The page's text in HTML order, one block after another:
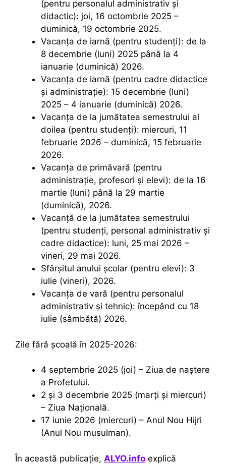
(pentru personalul administrativ și
didactic): joi, 16 octombrie 2025 –
duminică, 19 octombrie 2025.
Vacanța de iarnă (pentru studenți): de la
8 decembrie (luni) 2025 până la 4
ianuarie (duminică) 2026.
Vacanța de iarnă (pentru cadre didactice
și administrație): 15 decembrie (luni)
2025 – 4 ianuarie (duminică) 2026.
Vacanța de la jumătatea semestrului al
doilea (pentru studenți): miercuri, 11
februarie 2026 – duminică, 15 februarie
2026.
Vacanța de primăvară (pentru
administrație, profesori și elevi): de la 16
martie (luni) până la 29 martie
(duminică), 2026.
Vacanță de la jumătatea semestrului
(pentru studenți, personal administrativ și
cadre didactice): luni, 25 mai 2026 –
vineri, 29 mai 2026.
Sfârșitul anului școlar (pentru elevi): 3
iulie (vineri), 2026.
Vacanța de vară (pentru personalul
administrativ și tehnic): începând cu 18
iulie (sâmbătă) 2026.
Zile fără școală în 2025-2026:
4 septembrie 2025 (joi) – Ziua de naștere
a Profetului.
2 și 3 decembrie 2025 (marți și miercuri)
– Ziua Națională.
17 iunie 2026 (miercuri) – Anul Nou Hijri
(Anul Nou musulman).
În această publicație, ALYO.info explică